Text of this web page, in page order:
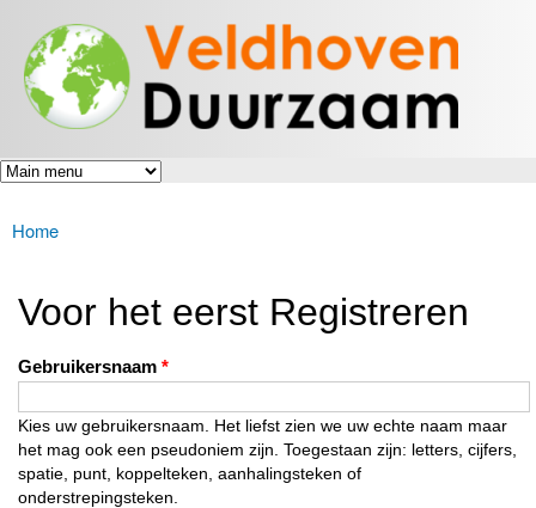
en naar
de inhoud
gaan
Veldhoven
Duurzaam
Energiek
naar de
toekomst
U bent hier
Home
Voor het eerst Registreren
Gebruikersnaam *
Kies uw gebruikersnaam. Het liefst zien we uw echte naam maar
het mag ook een pseudoniem zijn. Toegestaan zijn: letters, cijfers,
spatie, punt, koppelteken, aanhalingsteken of
onderstrepingsteken.